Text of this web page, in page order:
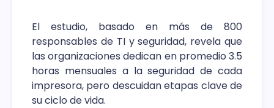
El estudio, basado en más de 800
responsables de TI y seguridad, revela que
las organizaciones dedican en promedio 3.5
horas mensuales a la seguridad de cada
impresora, pero descuidan etapas clave de
su ciclo de vida.